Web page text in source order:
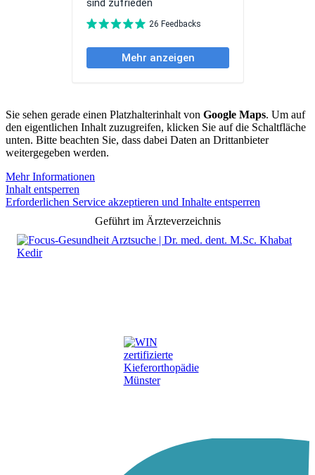
Sie sehen gerade einen Platzhalterinhalt von Google Maps. Um auf
den eigentlichen Inhalt zuzugreifen, klicken Sie auf die Schaltfläche
unten. Bitte beachten Sie, dass dabei Daten an Drittanbieter
weitergegeben werden.
Mehr Informationen
Inhalt entsperren
Erforderlichen Service akzeptieren und Inhalte entsperren
Geführt im Ärzteverzeichnis